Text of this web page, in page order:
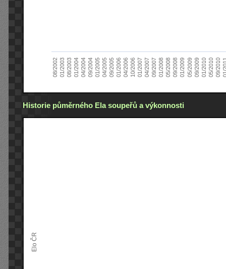
08/200201/200308/200301/200404/200409/200401/200504/200509/200501/200604/200610/200601/200704/200709/200701/200805/200809/200801/200905/200909/200901/201005/201009/2010
Historie půměrného Ela soupeřů a výkonnosti
Elo ČR